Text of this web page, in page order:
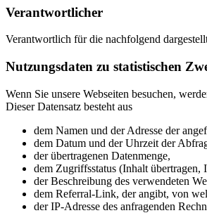
Verantwortlicher
Verantwortlich für die nachfolgend
Nutzungsdaten zu statistischen
Wenn Sie unsere Webseiten besuchen,
Dieser Datensatz besteht aus
dem Namen und der Adresse der
dem Datum und der Uhrzeit der
der übertragenen Datenmenge,
dem Zugriffsstatus (Inhalt übertragen,
der Beschreibung des verwendeten
dem Referral-Link, der angibt, von
der IP-Adresse des anfragenden